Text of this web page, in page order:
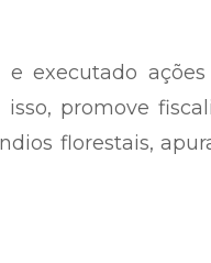
executado
isso, promove
florestais,